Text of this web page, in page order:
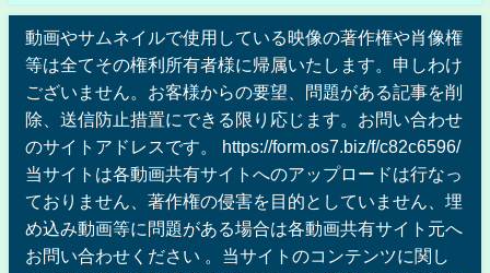
動画やサムネイルで使用している映像の著作権や肖像権
等は全てその権利所有者様に帰属いたします。申しわけ
ございません。お客様からの要望、問題がある記事を削
除、送信防止措置にできる限り応じます。お問い合わせ
のサイトアドレスです。 https://form.os7.biz/f/c82c6596/
当サイトは各動画共有サイトへのアップロードは行なっ
ておりません、著作権の侵害を目的としていません、埋
め込み動画等に問題がある場合は各動画共有サイト元へ
お問い合わせください 。当サイトのコンテンツに関し